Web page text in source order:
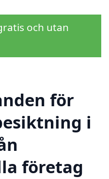
och utan
för
i
företag